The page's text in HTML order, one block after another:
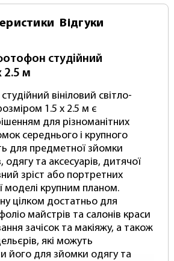
Відгуки
студійний
2.5 м
вініловий світло-
1.5 х 2.5 м є
для різноманітних
середнього і крупного
для предметної зйомки
одягу та аксесуарів, дитячої
зріст або портретних
моделі крупним планом.
цілком достатньо для
майстрів та салонів краси
зачісок та макіяжу, а також
які можуть
його для зйомки одягу та